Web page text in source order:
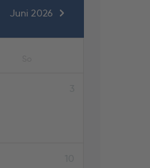
Juni 2026